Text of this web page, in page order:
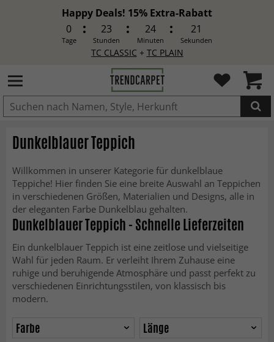
Happy Deals! 15% Extra-Rabatt
0
Tage
23
Stunden
24
Minuten
18
Sekunden
TC CLASSIC + TC PLAIN
IN DEN WARENKORB GELEGT.
Dunkelblauer Teppich
Willkommen in unserer Kategorie für dunkelblaue
Teppiche! Hier finden Sie eine breite Auswahl an Teppichen
in verschiedenen Größen, Materialien und Designs, alle in
der eleganten Farbe Dunkelblau gehalten.
Dunkelblauer Teppich - Schnelle Lieferzeiten
Ein dunkelblauer Teppich ist eine zeitlose und vielseitige
Wahl für jeden Raum. Er verleiht Ihrem Zuhause eine
ruhige und beruhigende Atmosphäre und passt perfekt zu
verschiedenen Einrichtungsstilen, von klassisch bis
modern.
Farbe
Länge